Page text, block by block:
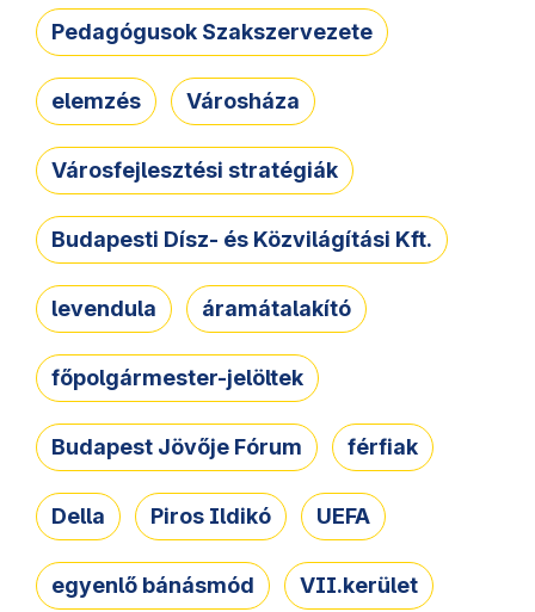
Pedagógusok Szakszervezete
elemzés Városháza
Városfejlesztési stratégiák
Budapesti Dísz- és Közvilágítási Kft.
levendula áramátalakító
főpolgármester-jelöltek
Budapest Jövője Fórum férfiak
Della Piros Ildikó UEFA
egyenlő bánásmód VII.kerület